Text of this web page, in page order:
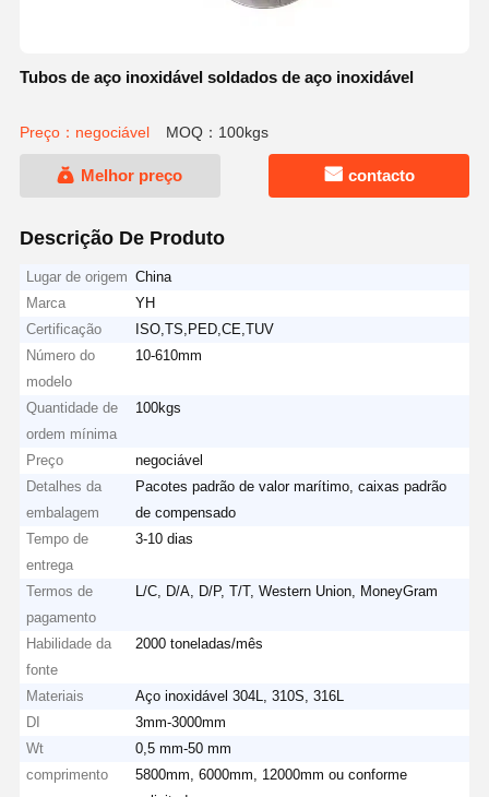
Tubos de aço inoxidável soldados de aço inoxidável
Preço：negociável MOQ：100kgs
Melhor preço contacto
Descrição De Produto
Lugar de origem China
Marca
YH
Certificação
ISO,TS,PED,CE,TUV
Número do
modelo
10-610mm
Quantidade de
ordem mínima
100kgs
Preço
negociável
Detalhes da
embalagem
Pacotes padrão de valor marítimo, caixas padrão
de compensado
Tempo de
entrega
3-10 dias
Termos de
pagamento
L/C, D/A, D/P, T/T, Western Union, MoneyGram
Habilidade da
fonte
2000 toneladas/mês
Materiais
Aço inoxidável 304L, 310S, 316L
DI
3mm-3000mm
Wt
0,5 mm-50 mm
comprimento
5800mm, 6000mm, 12000mm ou conforme